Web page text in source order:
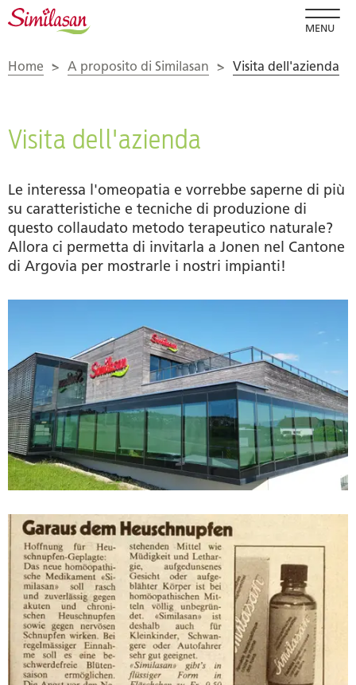
MENU
Home > A proposito di Similasan > Visita dell'azienda
Visita dell'azienda
Le interessa l'omeopatia e vorrebbe saperne di più
su caratteristiche e tecniche di produzione di
questo collaudato metodo terapeutico naturale?
Allora ci permetta di invitarla a Jonen nel Cantone
di Argovia per mostrarle i nostri impianti!